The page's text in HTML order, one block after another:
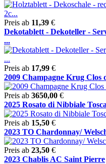
Preis ab 11,39 €
Dekotablett - Dekoteller -
...
Preis ab 17,99 €
2009 Champagne Krug Clos
Preis ab 3650,00 €
2025 Rosato di Nibbiale
Preis ab 15,50 €
2023 TO Chardonnay/
Preis ab 23,50 €
2023 Chablis AC Saint Pierre